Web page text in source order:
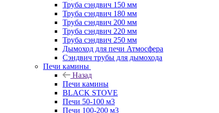
Труба сэндвич 150 мм
Труба сэндвич 180 мм
Труба сэндвич 200 мм
Труба сэндвич 220 мм
Труба сэндвич 250 мм
Дымоход для печи Атмосфера
Сэндвич трубы для дымохода
Печи камины
Назад
Печи камины
BLACK STOVE
Печи 50-100 м3
Печи 100-200 м3